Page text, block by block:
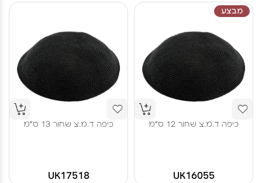
מבצע
כיפה ד.מ.צ שחור 12 ס"מ
UK16055
כיפה ד.מ.צ שחור 13 ס"מ
UK17518